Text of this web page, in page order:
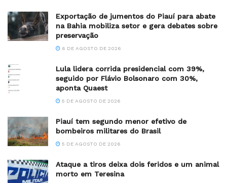
Exportação de jumentos do Piauí para abate
na Bahia mobiliza setor e gera debates sobre
preservação
6 DE AGOSTO DE 2026
Lula lidera corrida presidencial com 39%,
seguido por Flávio Bolsonaro com 30%,
aponta Quaest
5 DE AGOSTO DE 2026
Piauí tem segundo menor efetivo de
bombeiros militares do Brasil
5 DE AGOSTO DE 2026
Ataque a tiros deixa dois feridos e um animal
morto em Teresina